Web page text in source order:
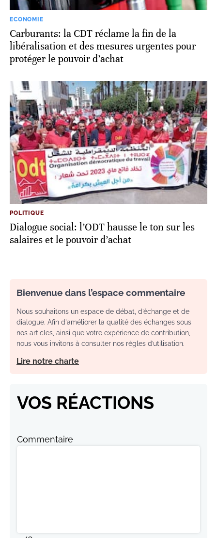
ECONOMIE
Carburants: la CDT réclame la fin de la
libéralisation et des mesures urgentes pour
protéger le pouvoir d’achat
POLITIQUE
Dialogue social: l’ODT hausse le ton sur les
salaires et le pouvoir d’achat
Bienvenue dans l’espace commentaire
Nous souhaitons un espace de débat, d’échange et de
dialogue. Afin d'améliorer la qualité des échanges sous
nos articles, ainsi que votre expérience de contribution,
nous vous invitons à consulter nos règles d’utilisation.
Lire notre charte
VOS RÉACTIONS
Commentaire